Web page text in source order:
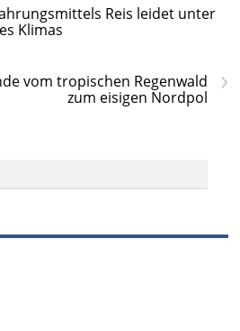
Reis leidet unter
Klimas
›
vom tropischen Regenwald
zum eisigen Nordpol